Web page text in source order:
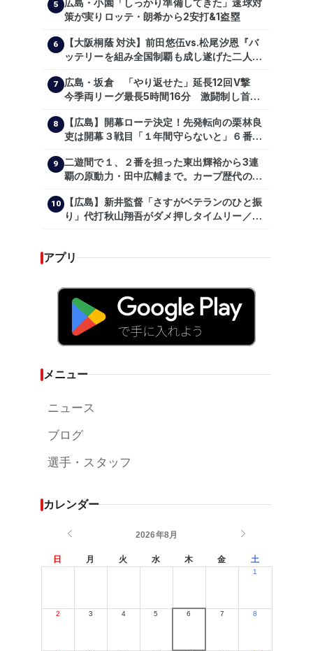
5
広島・小園「しっかり準備してきた」速球対
策が実りロッテ・朗希から2安打&1盗塁
6
【大阪桐蔭 対決】前田悠伍vs.松尾汐恩『バ
ッテリーを組み全国制覇も成し遂げた二人
7
広島・坂倉 「やり返せた」延長12回V撃
今季両リーグ最長5時間16分 激闘制し首位
8
【広島】開幕ローテ決定！先発転向の栗林良
吏は開幕３戦目「１年間守らないと」６番手
9
二遊間で１、２番を担った東出輝裕から3連
覇の原動力・田中広輔まで。カープ歴代のシ
10
【広島】新井監督「さすがベテランのひと振
り」代打秋山翔吾がダメ押しタイムリー／一
アプリ
メニュー
ニュース
ブログ
選手・スタッフ
カレンダー
2026年8月
日 月 火 水 木 金 土
1
2 3 4 5 6 7 8